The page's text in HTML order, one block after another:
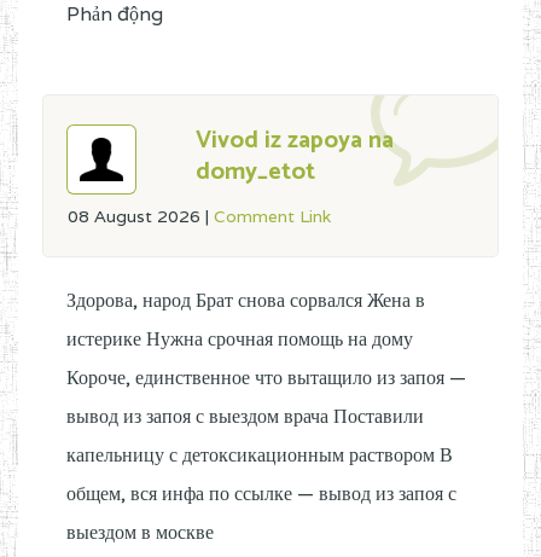
Phản động
Vivod iz zapoya na
domy_etot
08 August 2026 | Comment Link
Здорова, народ Брат снова сорвался Жена в
истерике Нужна срочная помощь на дому
Короче, единственное что вытащило из запоя —
вывод из запоя с выездом врача Поставили
капельницу с детоксикационным раствором В
общем, вся инфа по ссылке — вывод из запоя с
выездом в москве